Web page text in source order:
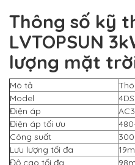
Thông số kỹ
LVTOPSUN
lượng mặt
Mô tả
Model
Điện áp
Điện áp tối ưu
Công suất
Lưu lượng tối đa
19m
Độ cao tối đa
98m